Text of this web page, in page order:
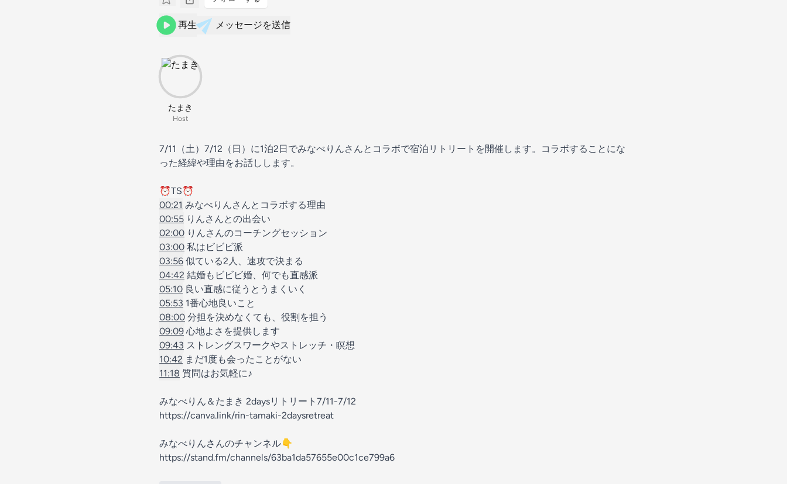
再生 メッセージを送信
たまき
Host
7/11（土）7/12（日）に1泊2日でみなべりんさんとコラボで宿泊リトリートを開催します。コラボすることにな
った経緯や理由をお話しします。
⏰TS⏰
00:21 みなべりんさんとコラボする理由
00:55 りんさんとの出会い
02:00 りんさんのコーチングセッション
03:00 私はビビビ派
03:56 似ている2人、速攻で決まる
04:42 結婚もビビビ婚、何でも直感派
05:10 良い直感に従うとうまくいく
05:53 1番心地良いこと
08:00 分担を決めなくても、役割を担う
09:09 心地よさを提供します
09:43 ストレングスワークやストレッチ・瞑想
10:42 まだ1度も会ったことがない
11:18 質問はお気軽に♪
みなべりん＆たまき 2daysリトリート7/11-7/12
https://canva.link/rin-tamaki-2daysretreat
みなべりんさんのチャンネル👇
https://stand.fm/channels/63ba1da57655e00c1ce799a6